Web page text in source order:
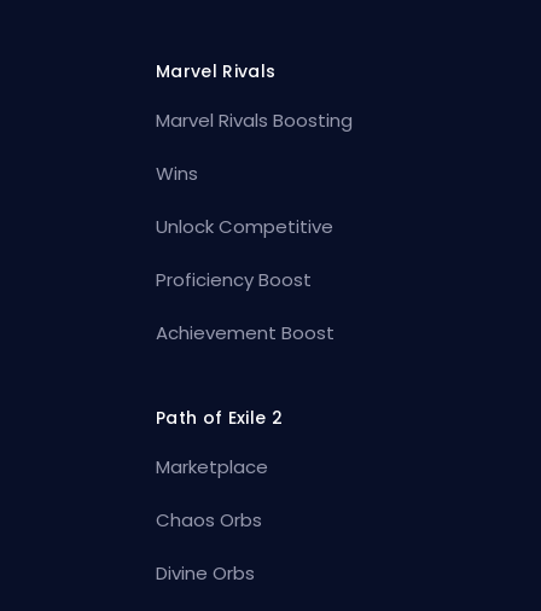
Marvel Rivals
Marvel Rivals Boosting
Wins
Unlock Competitive
Proficiency Boost
Achievement Boost
Path of Exile 2
Marketplace
Chaos Orbs
Divine Orbs